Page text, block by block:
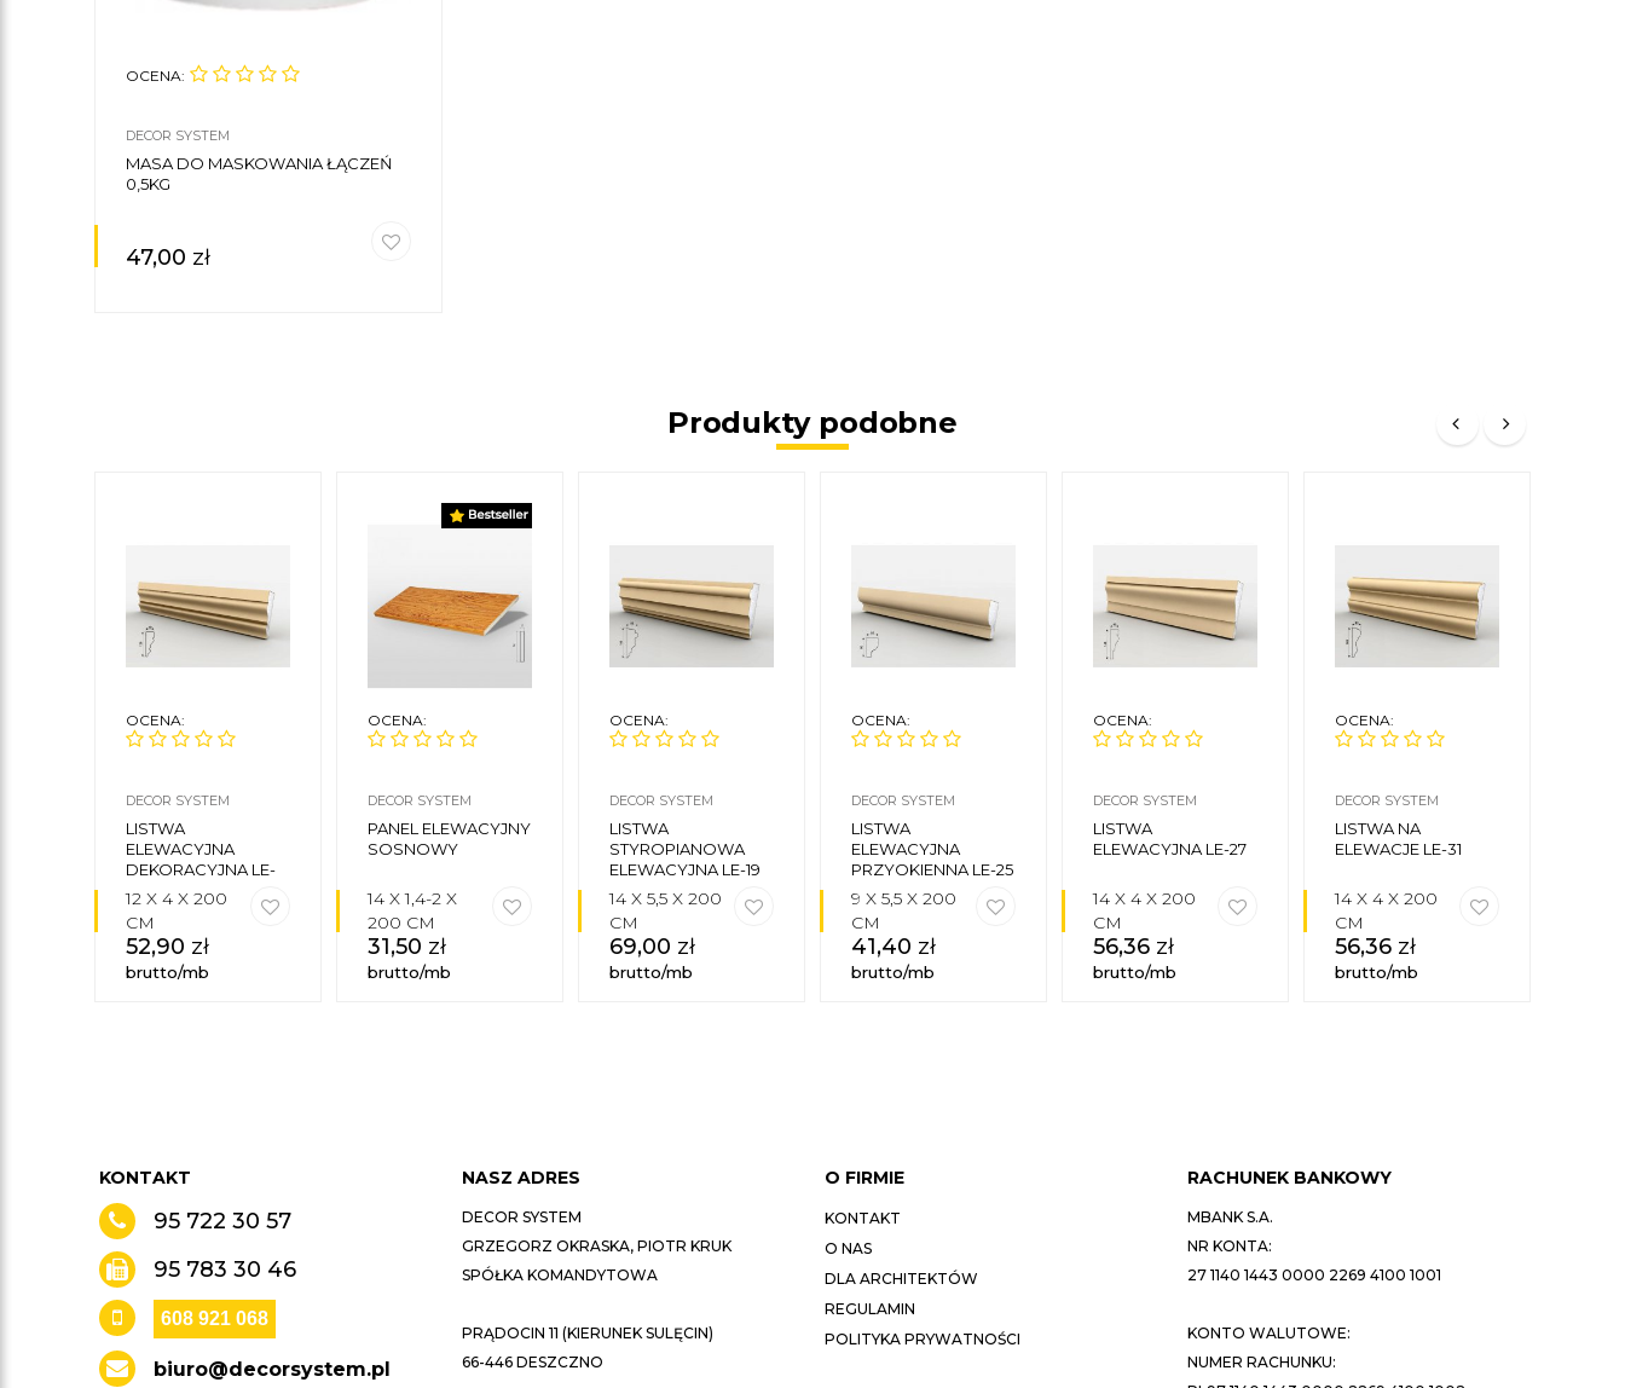
OCENA:
DECOR SYSTEM
MASA DO MASKOWANIA ŁĄCZEŃ
0,5KG
47,00 zł
Produkty podobne
OCENA:
DECOR SYSTEM
LISTWA
ELEWACYJNA
DEKORACYJNA LE-
29A
12 X 4 X 200
CM
52,90 zł
brutto/mb
OCENA:
DECOR SYSTEM
PANEL ELEWACYJNY
SOSNOWY
14 X 1,4-2 X
200 CM
31,50 zł
brutto/mb
OCENA:
DECOR SYSTEM
LISTWA
STYROPIANOWA
ELEWACYJNA LE-19
14 X 5,5 X 200
CM
69,00 zł
brutto/mb
OCENA:
DECOR SYSTEM
LISTWA
ELEWACYJNA
PRZYOKIENNA LE-25
9 X 5,5 X 200
CM
41,40 zł
brutto/mb
OCENA:
DECOR SYSTEM
LISTWA
ELEWACYJNA LE-27
14 X 4 X 200
CM
56,36 zł
brutto/mb
OCENA:
DECOR SYSTEM
LISTWA NA
ELEWACJE LE-31
14 X 4 X 200
CM
56,36 zł
brutto/mb
KONTAKT
95 722 30 57
95 783 30 46
608 921 068
biuro@decorsystem.pl
NASZ ADRES
DECOR SYSTEM
GRZEGORZ OKRASKA, PIOTR KRUK
SPÓŁKA KOMANDYTOWA
PRĄDOCIN 11 (KIERUNEK SULĘCIN)
66-446 DESZCZNO
O FIRMIE
KONTAKT
O NAS
DLA ARCHITEKTÓW
REGULAMIN
POLITYKA PRYWATNOŚCI
RACHUNEK BANKOWY
MBANK S.A.
NR KONTA:
27 1140 1443 0000 2269 4100 1001
KONTO WALUTOWE:
NUMER RACHUNKU: